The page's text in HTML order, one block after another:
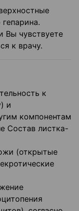
Вы чувствуете
к врачу.
к
и
компонентам
Состав листка-
(открытые